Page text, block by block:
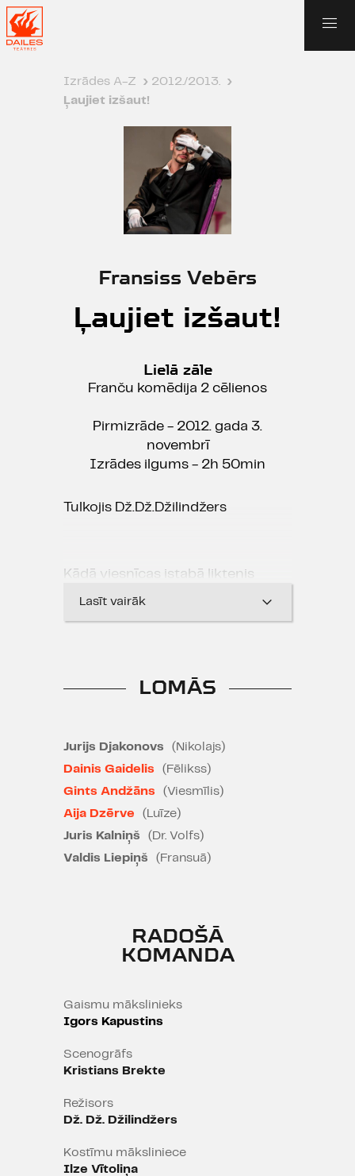
Izrādes A-Z › 2012./2013. ›
Ļaujiet izšaut!
Fransiss Vebērs
Ļaujiet izšaut!
Lielā zāle
Franču komēdija 2 cēlienos
Pirmizrāde - 2012. gada 3.
novembrī
Izrādes ilgums - 2h 50min
Tulkojis Dž.Dž.Džilindžers
Kādā viesnīcas istabā liktenis
saved kopā pilnīgi atšķirīgus
Savukārt Fransuā ir hronisks
Killers un potenciāls pašnāvnieks.
Cinisks noziedznieks un pasaules
čempions čīkstēšanā. Kā lai
nabaga killers izpilda savā karjerā
svarīgāko pasūtījumu, ja viņam
visu laiku traucē blakus esošais
Lasīt vairāk
LOMĀS
Jurijs Djakonovs
(Nikolajs)
Dainis Gaidelis
(Fēlikss)
Gints Andžāns
(Viesmīlis)
Aija Dzērve
(Luīze)
Juris Kalniņš
(Dr. Volfs)
Valdis Liepiņš
(Fransuā)
RADOŠĀ
KOMANDA
Gaismu mākslinieks
Igors Kapustins
Scenogrāfs
Kristians Brekte
Režisors
Dž. Dž. Džilindžers
Kostīmu māksliniece
Ilze Vītoliņa